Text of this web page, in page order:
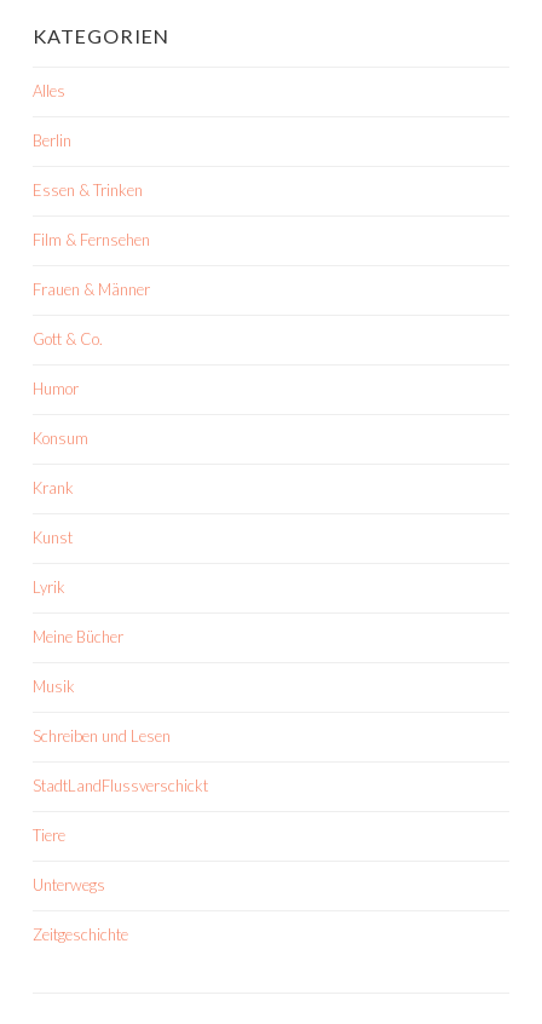
KATEGORIEN
Alles
Berlin
Essen & Trinken
Film & Fernsehen
Frauen & Männer
Gott & Co.
Humor
Konsum
Krank
Kunst
Lyrik
Meine Bücher
Musik
Schreiben und Lesen
StadtLandFlussverschickt
Tiere
Unterwegs
Zeitgeschichte